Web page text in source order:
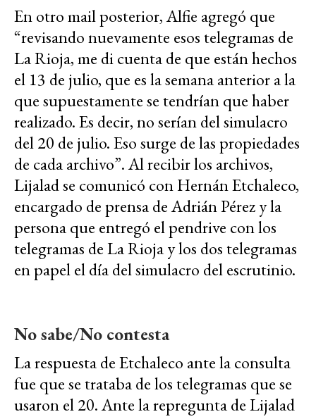
En otro mail posterior, Alfie agregó que
“revisando nuevamente esos telegramas de
La Rioja, me di cuenta de que están hechos
el 13 de julio, que es la semana anterior a la
que supuestamente se tendrían que haber
realizado. Es decir, no serían del simulacro
del 20 de julio. Eso surge de las propiedades
de cada archivo”. Al recibir los archivos,
Lijalad se comunicó con Hernán Etchaleco,
encargado de prensa de Adrián Pérez y la
persona que entregó el pendrive con los
telegramas de La Rioja y los dos telegramas
en papel el día del simulacro del escrutinio.
No sabe/No contesta
La respuesta de Etchaleco ante la consulta
fue que se trataba de los telegramas que se
usaron el 20. Ante la repregunta de Lijalad